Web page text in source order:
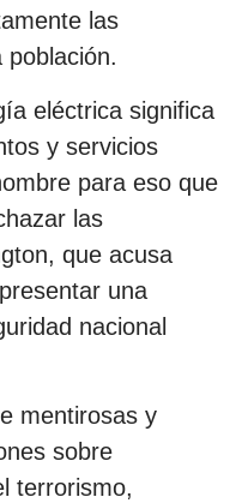
las
población.
eléctrica significa
y servicios
para eso que
las
que acusa
una
nacional
mentirosas y
sobre
terrorismo,